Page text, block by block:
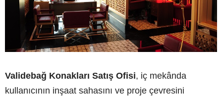
Validebağ Konakları Satış Ofisi, iç mekânda
kullanıcının inşaat sahasını ve proje çevresini